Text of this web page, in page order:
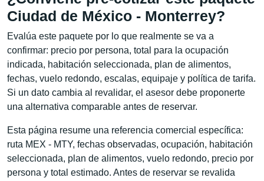
Ciudad de México - Monterrey?
Evalúa este paquete por lo que realmente se va a
confirmar: precio por persona, total para la ocupación
indicada, habitación seleccionada, plan de alimentos,
fechas, vuelo redondo, escalas, equipaje y política de tarifa.
Si un dato cambia al revalidar, el asesor debe proponerte
una alternativa comparable antes de reservar.
Esta página resume una referencia comercial específica:
ruta MEX - MTY, fechas observadas, ocupación, habitación
seleccionada, plan de alimentos, vuelo redondo, precio por
persona y total estimado. Antes de reservar se revalida